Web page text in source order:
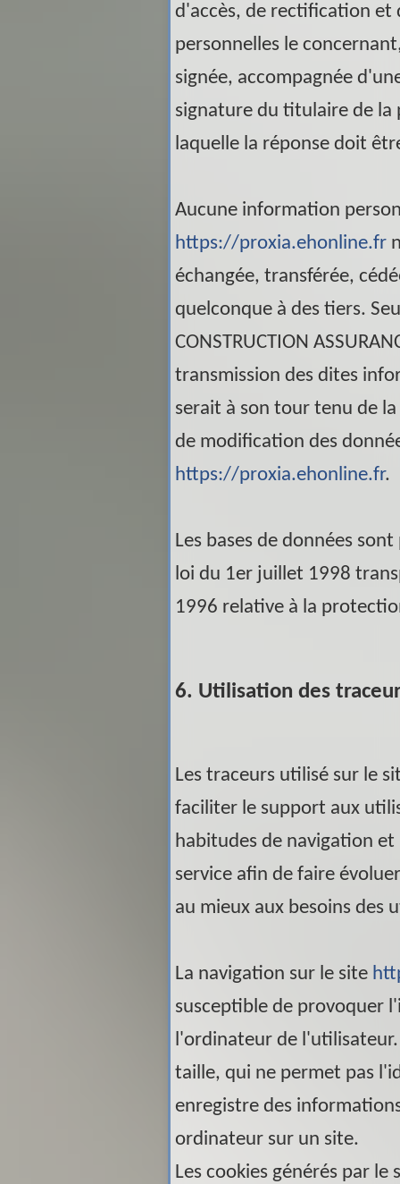
d'accès, de rectification et
personnelles le
signée, accompagnée
signature du titulaire de la
laquelle la réponse doit
Aucune information
https://proxia.ehonline.fr
échangée, transférée,
quelconque à des tiers.
CONSTRUCTION
transmission des dites
serait à son tour tenu de
de modification des
https://proxia.ehonline.fr.
Les bases de données
loi du 1er juillet 1998
1996 relative à la
6. Utilisation des
Les traceurs utilisé sur le
faciliter le support aux
habitudes de navigation
service afin de faire
au mieux aux besoins des
La navigation sur le site
susceptible de provoquer
l'ordinateur de
taille, qui ne permet pas
enregistre des
ordinateur sur un site.
Les cookies générés par le